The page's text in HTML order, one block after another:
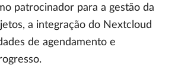
patrocinador para a gestão da
a integração do Nextcloud
de agendamento e